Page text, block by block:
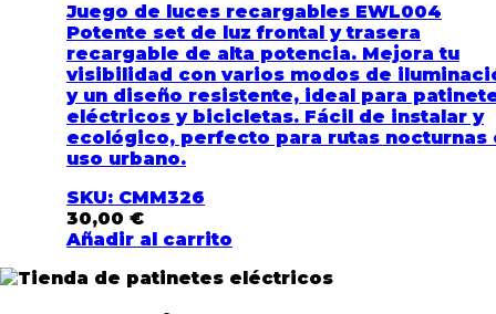
Juego de luces recargables EWL004
Potente set de luz frontal y trasera
recargable de alta potencia. Mejora tu
visibilidad con varios modos de
y un diseño resistente, ideal para
eléctricos y bicicletas. Fácil de instalar y
ecológico, perfecto para rutas nocturnas
uso urbano.
SKU: CMM326
30,00 €
Añadir al carrito